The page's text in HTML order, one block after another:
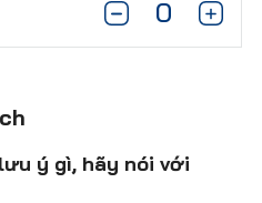
ý gì, hãy nói với